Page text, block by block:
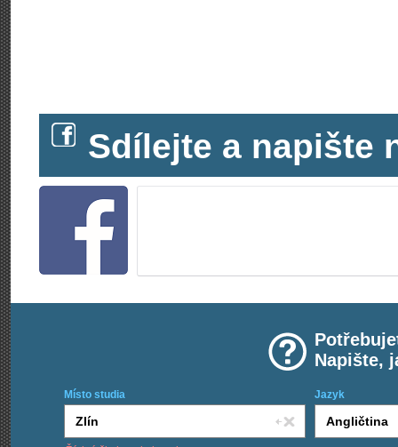
Sdílejte a napište
Napište,
Místo studia Jazyk